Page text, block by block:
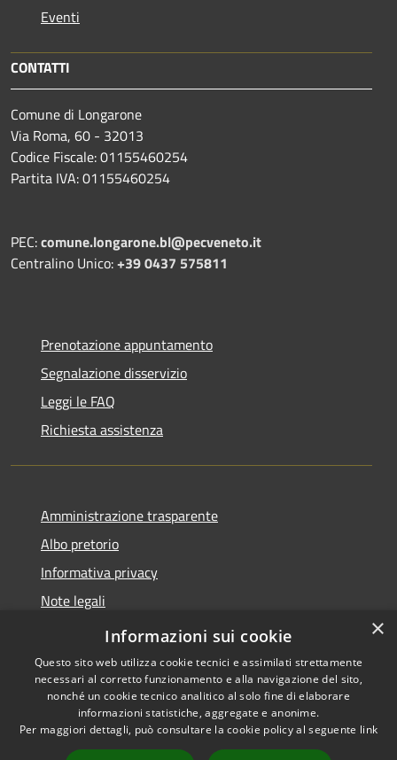
Eventi
CONTATTI
Comune di Longarone
Via Roma, 60 - 32013
Codice Fiscale: 01155460254
Partita IVA: 01155460254
PEC:comune.longarone.bl@pecveneto.it
Centralino Unico:+39 0437 575811
Prenotazione appuntamento
Segnalazione disservizio
Leggi le FAQ
Richiesta assistenza
Amministrazione trasparente
Albo pretorio
Informativa privacy
Note legali
Dichiarazione di accessibilità
Accessibilità
Copyright © 2026 • Comune di
Longarone • Powered by
×
Informazioni sui cookie
Questo sito web utilizza cookie tecnici e assimilati strettamente
necessari al corretto funzionamento e alla navigazione del sito,
nonché un cookie tecnico analitico al solo fine di elaborare
informazioni statistiche, aggregate e anonime.
Per maggiori dettagli, può consultare la cookie policy al seguente link